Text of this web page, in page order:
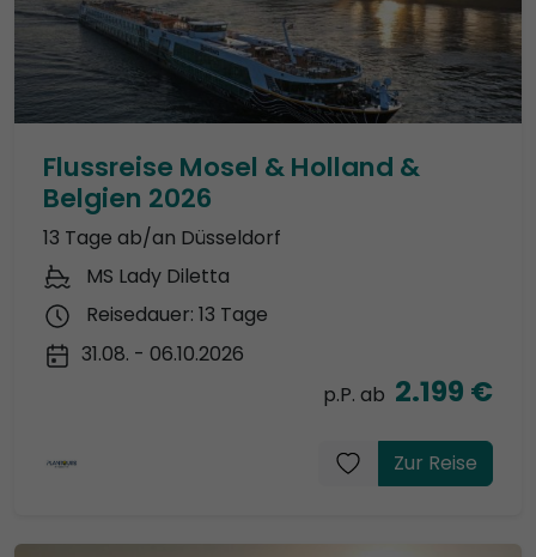
Flussreise Mosel & Holland &
Belgien 2026
13 Tage ab/an Düsseldorf
MS Lady Diletta
Reisedauer: 13 Tage
31.08. - 06.10.2026
p.P. ab 2.199 €
Zur Reise